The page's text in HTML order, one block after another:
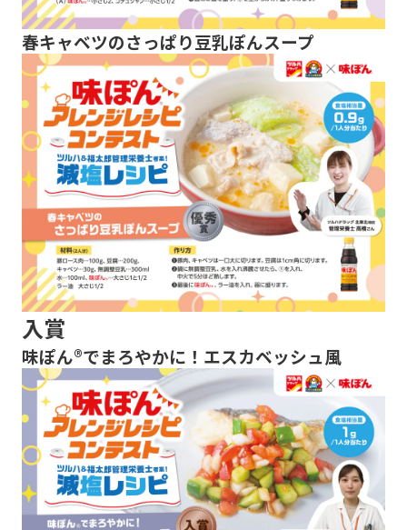
春キャベツのさっぱり豆乳ぽんスープ
入賞
味ぽん®でまろやかに！エスカベッシュ風